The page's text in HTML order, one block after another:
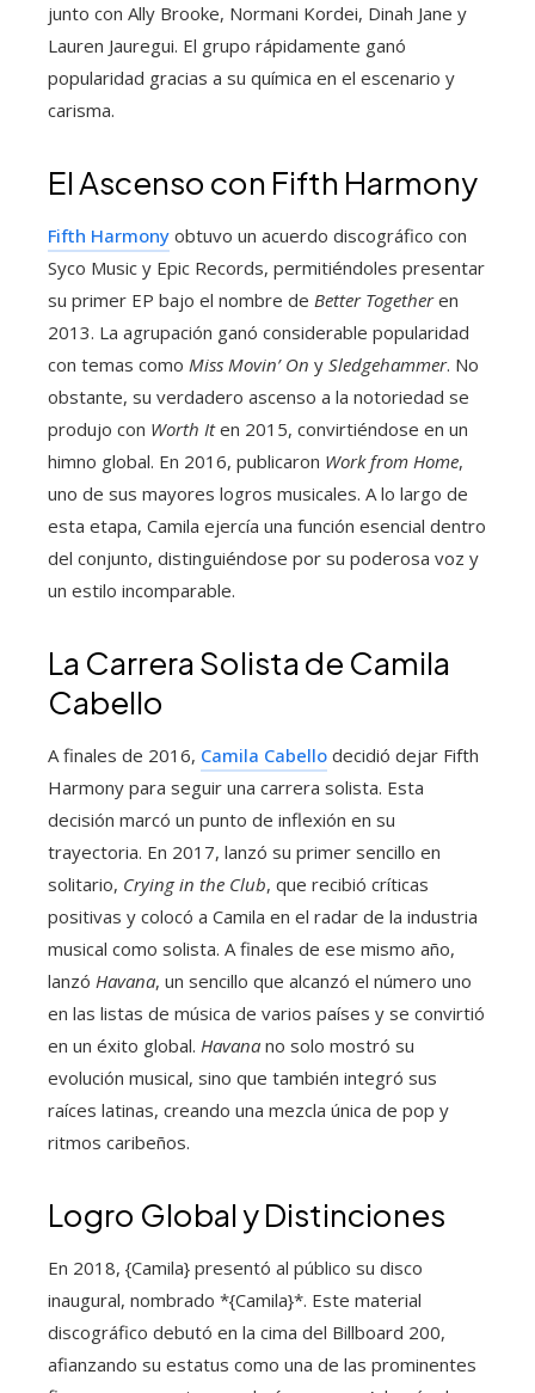
junto con Ally Brooke, Normani Kordei, Dinah Jane y
Lauren Jauregui. El grupo rápidamente ganó
popularidad gracias a su química en el escenario y
carisma.
El Ascenso con Fifth Harmony
Fifth Harmony obtuvo un acuerdo discográfico con
Syco Music y Epic Records, permitiéndoles presentar
su primer EP bajo el nombre de Better Togetheren
2013. La agrupación ganó considerable popularidad
con temas como Miss Movin’ On y Sledgehammer. No
obstante, su verdadero ascenso a la notoriedad se
produjo con Worth Iten 2015, convirtiéndose en un
himno global. En 2016, publicaron Work from Home,
uno de sus mayores logros musicales. A lo largo de
esta etapa, Camila ejercía una función esencial dentro
del conjunto, distinguiéndose por su poderosa voz y
un estilo incomparable.
La Carrera Solista de Camila
Cabello
A finales de 2016, Camila Cabello decidió dejar Fifth
Harmony para seguir una carrera solista. Esta
decisión marcó un punto de inflexión en su
trayectoria. En 2017, lanzó su primer sencillo en
solitario, Crying in the Club, que recibió críticas
positivas y colocó a Camila en el radar de la industria
musical como solista. A finales de ese mismo año,
lanzó Havana, un sencillo que alcanzó el número uno
en las listas de música de varios países y se convirtió
en un éxito global. Havana no solo mostró su
evolución musical, sino que también integró sus
raíces latinas, creando una mezcla única de pop y
ritmos caribeños.
Logro Global y Distinciones
En 2018, {Camila} presentó al público su disco
inaugural, nombrado *{Camila}*. Este material
discográfico debutó en la cima del Billboard 200,
afianzando su estatus como una de las prominentes